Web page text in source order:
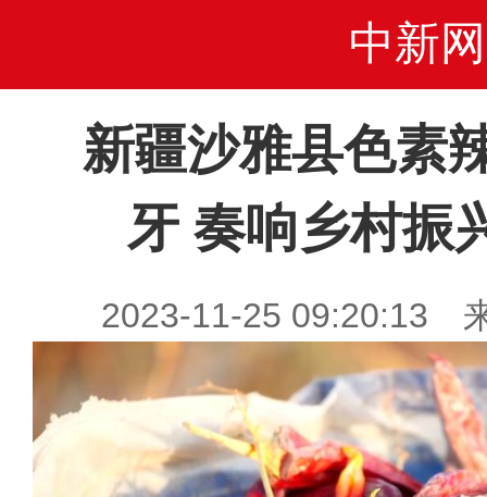
中新网
新疆沙雅县色素
牙 奏响乡村振
2023-11-25 09:20:13